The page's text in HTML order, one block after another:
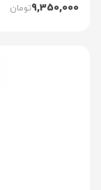
9,350,000تومان